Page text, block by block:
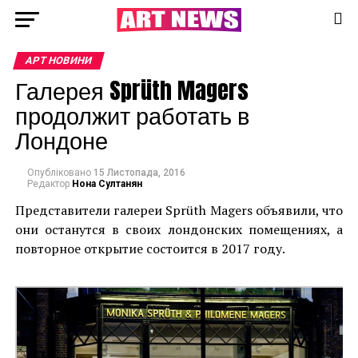
АРТ НОВИНИ
Галерея Sprüth Magers
продолжит работать в
Лондоне
Опубліковано 15 Листопада, 2016
Редактор Нона Султанян
Представители галереи Sprüth Magers объявили, что
они останутся в своих лондонских помещениях, а
повторное открытие состоится в 2017 году.